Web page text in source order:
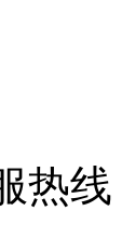
热线